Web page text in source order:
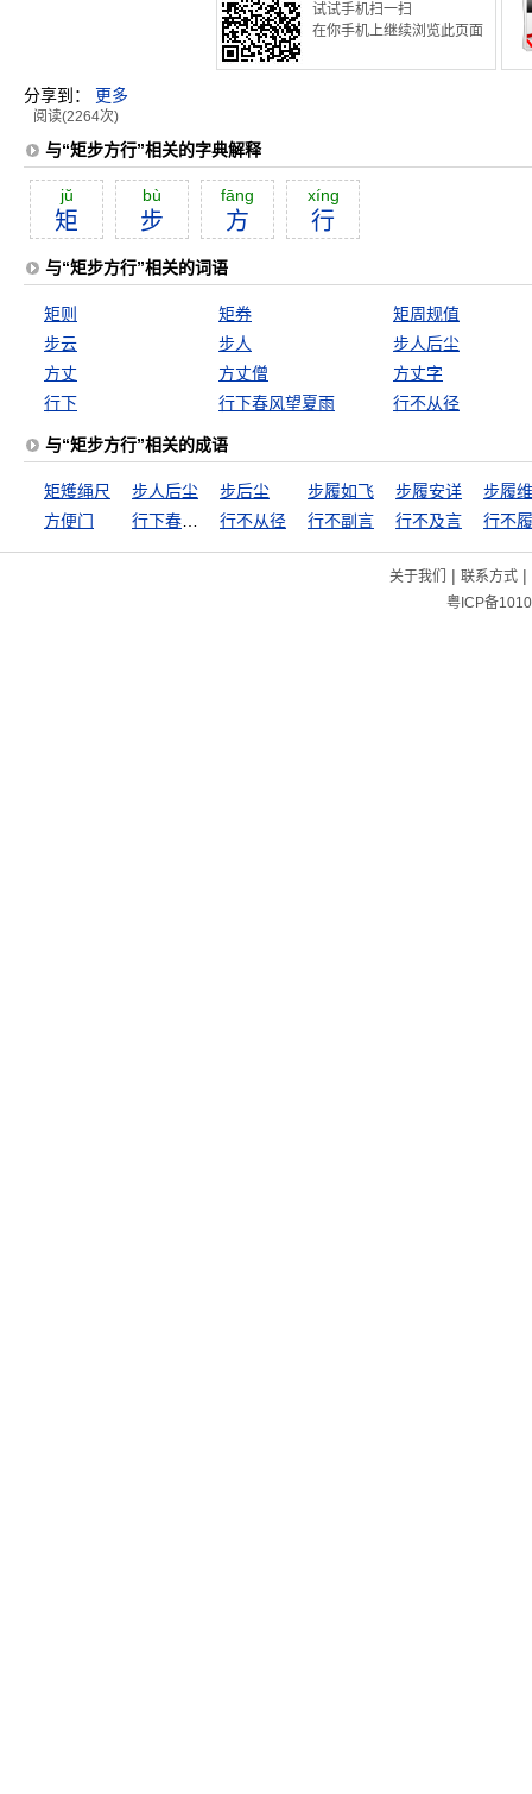
试试手机扫一扫
在你手机上继续浏览此页面
分享到： 更多
阅读(2264次)
与“矩步方行”相关的字典解释
jŭ
矩
bù
步
fāng
方
xíng
行
与“矩步方行”相关的词语
矩则 矩券
矩周规值
步云
步人
步人后尘
方丈
方丈僧
方丈字
行下
行下春风望夏雨 行不从径
与“矩步方行”相关的成语
矩矱绳尺 步人后尘 步后尘 步履如飞 步履安详
步履
方便门
行不从径 行不副言 行不及言 行不
关于我们 | 联系方式|
粤ICP备